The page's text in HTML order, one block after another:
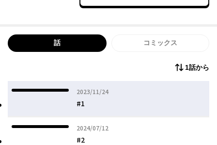
話 コミックス
1話から
2023/11/24
2023年11月24日
#1
2024/07/12
2024年07月12日
#2